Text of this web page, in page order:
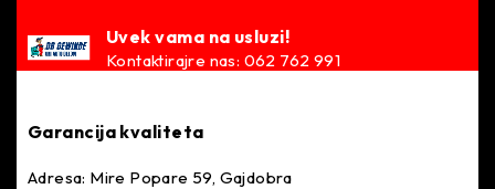
Uvek vama na usluzi!
Kontaktirajre nas: 062 762 991
Garancija kvaliteta
Adresa: Mire Popare 59, Gajdobra